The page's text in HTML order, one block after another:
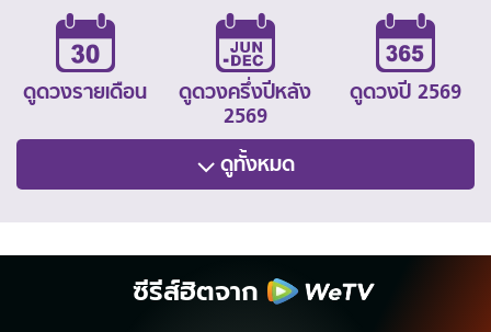
ดูดวงรายเดือน
ดูดวงครึ่งปีหลัง
2569
ดูดวงปี 2569
ดูทั้งหมด
ซีรีส์ฮิตจาก